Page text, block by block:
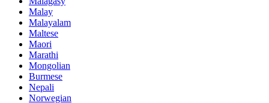
Malay
Malayalam
Maltese
Maori
Marathi
Mongolian
Burmese
Nepali
Norwegian